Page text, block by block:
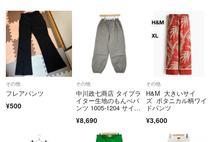
【よくあるお問い合わせ】
※配送方法について
日本郵便（宅配便またはポスト投函便）、佐川急便（宅配便）でのお届け
となります。
※納期・発送予定について
取り寄せ商品等、発送までお時間を頂く商品もございます。「発送日の目
安」をご確認のうえご購入ください。
※在庫確保について
同時刻に同商品の注文が集中した場合等、在庫が確保できない場合がござ
その他
フレアパンツ
¥500
その他
中川政七商店 タイプラ
イター生地のもんぺパ
ンツ 1005-1204 サイズ
ツ グレー レディー
ス 中川政七商店【中
古】6-0725G∞
¥8,690
その他
H&M 大きいサイ
ズ ボタニカル柄ワイ
ドパンツ
¥3,600